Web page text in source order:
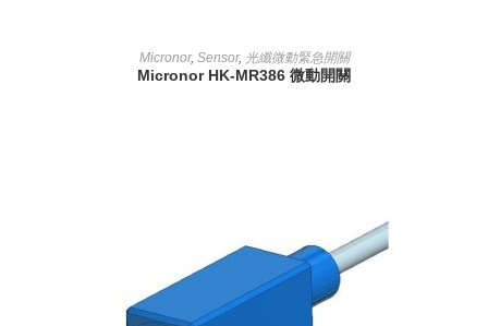
READ MORE
Micronor, Sensor, 光纖微動緊急開關
Micronor HK-MR386 微動開關